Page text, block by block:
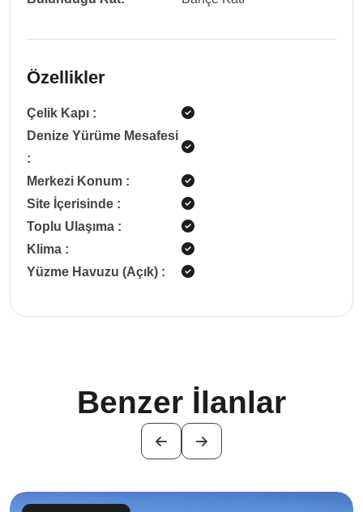
Özellikler
Çelik Kapı :
Denize Yürüme Mesafesi
:
Merkezi Konum :
Site İçerisinde :
Toplu Ulaşıma :
Klima :
Yüzme Havuzu (Açık) :
Benzer İlanlar